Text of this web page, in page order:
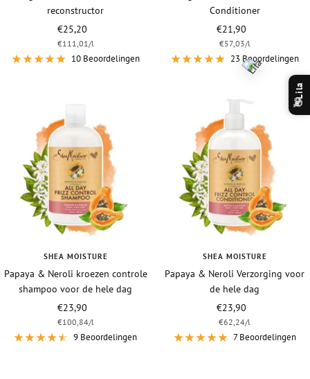
reconstructor
Vraagprijs
€25,20
€111,01/l
10 Beoordelingen
Conditioner
Vraagprijs
€21,90
€57,03/l
23 Beoordelingen
SHEA MOISTURE
Papaya & Neroli kroezen controle
shampoo voor de hele dag
Vraagprijs
€23,90
€100,84/l
9 Beoordelingen
SHEA MOISTURE
Papaya & Neroli Verzorging voor
de hele dag
Vraagprijs
€23,90
€62,24/l
7 Beoordelingen
👋
Lila